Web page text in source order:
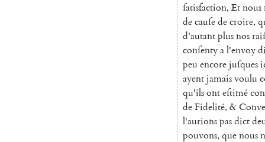
ſatisfaction, Etnous
decauſedecroire,
d'autantplusnos
conſentyal'envoy
peu encorejuſques
ayentjamaisvoulu
qu'ilsonteſtimé
deFidelité, &
l'aurionspasdict
pouvons, quenous